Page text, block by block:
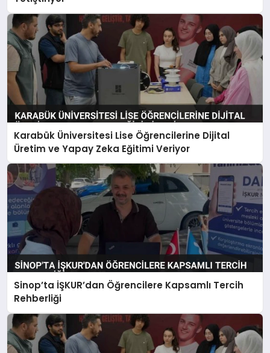
Karabük Üniversitesi Lise Öğrencilerine Dijital
Üretim ve Yapay Zeka Eğitimi Veriyor
Sinop’ta İŞKUR’dan Öğrencilere Kapsamlı Tercih
Rehberliği